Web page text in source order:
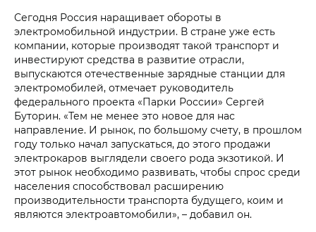
Сегодня Россия наращивает обороты в
электромобильной индустрии. В стране уже есть
компании, которые производят такой транспорт и
инвестируют средства в развитие отрасли,
выпускаются отечественные зарядные станции для
электромобилей, отмечает руководитель
федерального проекта «Парки России» Сергей
Буторин. «Тем не менее это новое для нас
направление. И рынок, по большому счету, в прошлом
году только начал запускаться, до этого продажи
электрокаров выглядели своего рода экзотикой. И
этот рынок необходимо развивать, чтобы спрос среди
населения способствовал расширению
производительности транспорта будущего, коим и
являются электроавтомобили», – добавил он.